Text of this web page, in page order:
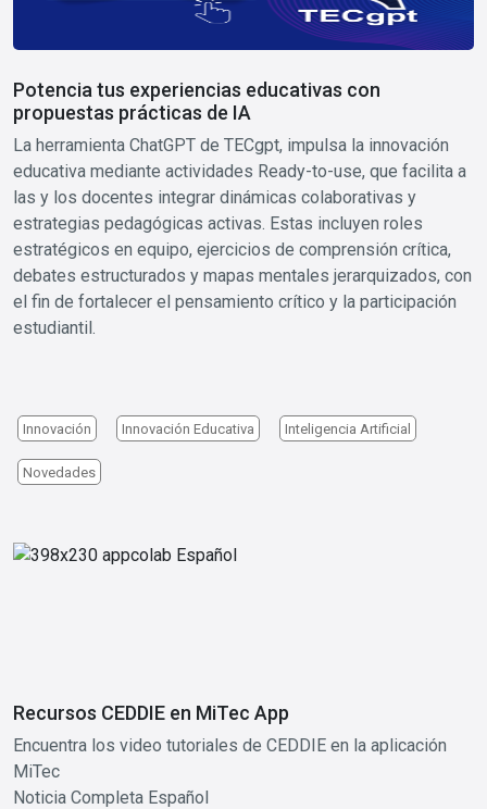
Potencia tus experiencias educativas con
propuestas prácticas de IA
La herramienta ChatGPT de TECgpt, impulsa la innovación
educativa mediante actividades Ready-to-use, que facilita a
las y los docentes integrar dinámicas colaborativas y
estrategias pedagógicas activas. Estas incluyen roles
estratégicos en equipo, ejercicios de comprensión crítica,
debates estructurados y mapas mentales jerarquizados, con
el fin de fortalecer el pensamiento crítico y la participación
estudiantil.
Innovación Innovación Educativa Inteligencia Artificial
Novedades
Image
Recursos CEDDIE en MiTec App
Encuentra los video tutoriales de CEDDIE en la aplicación
MiTec
Noticia Completa Español